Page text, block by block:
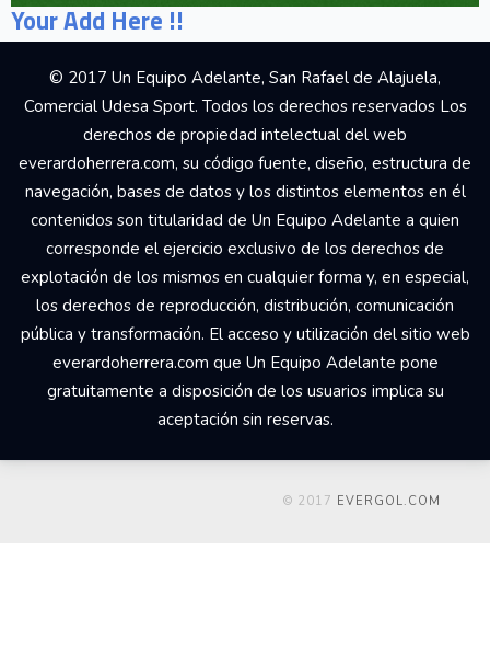
Your Add Here !!
© 2017 Un Equipo Adelante, San Rafael de Alajuela,
Comercial Udesa Sport. Todos los derechos reservados Los
derechos de propiedad intelectual del web
everardoherrera.com, su código fuente, diseño, estructura de
navegación, bases de datos y los distintos elementos en él
contenidos son titularidad de Un Equipo Adelante a quien
corresponde el ejercicio exclusivo de los derechos de
explotación de los mismos en cualquier forma y, en especial,
los derechos de reproducción, distribución, comunicación
pública y transformación. El acceso y utilización del sitio web
everardoherrera.com que Un Equipo Adelante pone
gratuitamente a disposición de los usuarios implica su
aceptación sin reservas.
© 2017 EVERGOL.COM